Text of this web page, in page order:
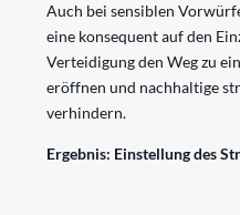
Auch bei sensiblen
eine konsequent auf den
Verteidigung den Weg zu
eröffnen und nachhaltige
verhindern.
Ergebnis: Einstellung des